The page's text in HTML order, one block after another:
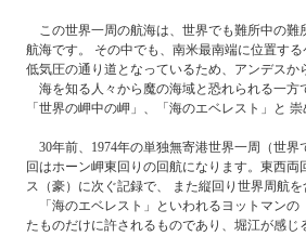
この世界一周の航海は、世界でも難所中の難
航海です。 その中でも、南米最南端に位置す
低気圧の通り道となっているため、アンデス
海を知る人々から魔の海域と恐れられる一方
「世界の岬中の岬」、「海のエベレスト」と
30年前、1974年の単独無寄港世界一周（世
回はホーン岬東回りの回航になります。東西
ス（豪）に次ぐ記録で、 また縦回り世界周航
「海のエベレスト」といわれるヨットマンの
たものだけに許されるものであり、堀江が感